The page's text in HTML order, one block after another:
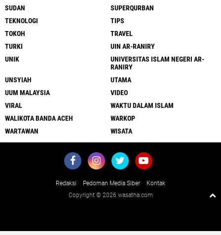
SUDAN
SUPERQURBAN
TEKNOLOGI
TIPS
TOKOH
TRAVEL
TURKI
UIN AR-RANIRY
UNIK
UNIVERSITAS ISLAM NEGERI AR-
RANIRY
UNSYIAH
UTAMA
UUM MALAYSIA
VIDEO
VIRAL
WAKTU DALAM ISLAM
WALIKOTA BANDA ACEH
WARKOP
WARTAWAN
WISATA
Redaksi Pedoman Media Siber
Kontak
Copyright © 2026 wasatha.com